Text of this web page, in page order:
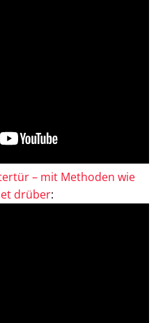
– mit Methoden wie
drüber: